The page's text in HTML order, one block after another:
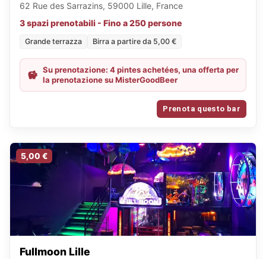
62 Rue des Sarrazins, 59000 Lille, France
3 spazi prenotabili - Fino a 250 persone
Grande terrazza Birra a partire da 5,00 €
Su prenotazione: 4 pintes achetées, una offerta per
la prenotazione su MisterGoodBeer
Prenota questo bar
5,00 €
Fullmoon Lille